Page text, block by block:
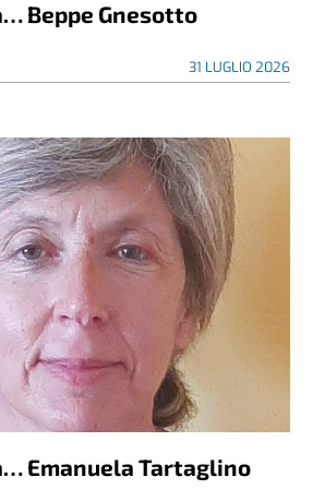
Beppe Gnesotto
31 LUGLIO 2026
Emanuela Tartaglino